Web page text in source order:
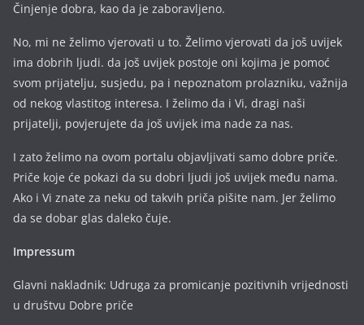
Činjenje dobra, kao da je zaboravljeno.
No, mi ne želimo vjerovati u to. Želimo vjerovati da još uvijek
ima dobrih ljudi. da još uvijek postoje oni kojima je pomoć
svom prijatelju, susjedu, pa i nepoznatom prolazniku, važnija
od nekog vlastitog interesa. I želimo da i Vi, dragi naši
prijatelji, povjerujete da još uvijek ima nade za nas.
I zato želimo na ovom portalu objavljivati samo dobre priče.
Priče koje će pokazi da su dobri ljudi još uvijek među nama.
Ako i Vi znate za neku od takvih priča pišite nam. Jer želimo
da se dobar glas daleko čuje.
Impressum
Glavni nakladnik: Udruga za promicanje pozitivnih vrijednosti
u društvu Dobre priče